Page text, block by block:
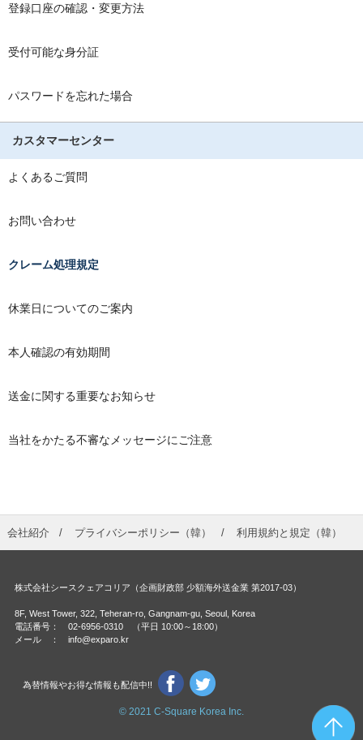
登録口座の確認・変更方法
受付可能な身分証
パスワードを忘れた場合
カスタマーセンター
よくあるご質問
お問い合わせ
クレーム処理規定
休業日についてのご案内
本人確認の有効期間
送金に関する重要なお知らせ
当社をかたる不審なメッセージにご注意
会社紹介 プライバシーポリシー（韓） 利用規約と規定（韓）
株式会社シースクェアコリア（企画財政部 少額海外送金業 第2017-03）
8F, West Tower, 322, Teheran-ro, Gangnam-gu, Seoul, Korea
電話番号： 02-6956-0310 （平日 10:00～18:00）
メール ： info@exparo.kr
為替情報やお得な情報も配信中!!
© 2021 C-Square Korea Inc.